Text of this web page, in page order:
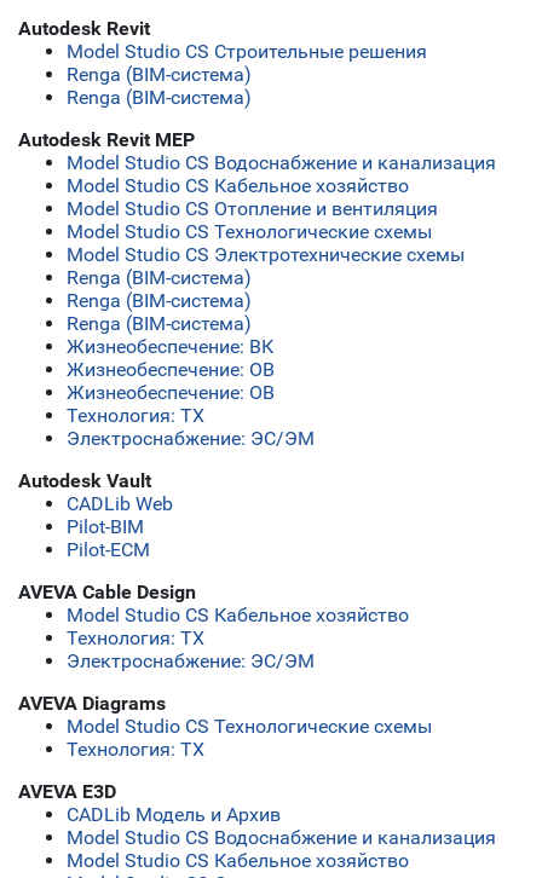
Autodesk Revit
Model Studio CS Строительные решения
Renga (BIM-система)
Renga (BIM-система)
Autodesk Revit MEP
Model Studio CS Водоснабжение и канализация
Model Studio CS Кабельное хозяйство
Model Studio CS Отопление и вентиляция
Model Studio CS Технологические схемы
Model Studio CS Электротехнические схемы
Renga (BIM-система)
Renga (BIM-система)
Renga (BIM-система)
Жизнеобеспечение: ВК
Жизнеобеспечение: ОВ
Жизнеобеспечение: ОВ
Технология: ТХ
Электроснабжение: ЭС/ЭМ
Autodesk Vault
CADLib Web
Pilot-BIM
Pilot-ECM
AVEVA Cable Design
Model Studio CS Кабельное хозяйство
Технология: ТХ
Электроснабжение: ЭС/ЭМ
AVEVA Diagrams
Model Studio CS Технологические схемы
Технология: ТХ
AVEVA E3D
CADLib Модель и Архив
Model Studio CS Водоснабжение и канализация
Model Studio CS Кабельное хозяйство